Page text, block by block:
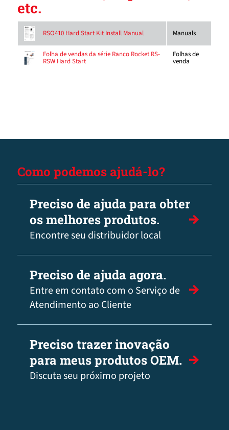
etc.
RSO410 Hard Start Kit Install Manual Manuals
Folha de vendas da série Ranco Rocket RS-
RSW Hard Start
Folhas de
venda
Como podemos ajudá-lo?
Preciso de ajuda para obter
os melhores produtos.
Encontre seu distribuidor local
Preciso de ajuda agora.
Entre em contato com o Serviço de
Atendimento ao Cliente
Preciso trazer inovação
para meus produtos OEM.
Discuta seu próximo projeto